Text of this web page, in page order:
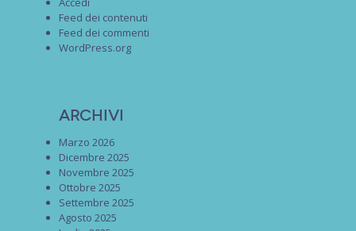
Feed dei contenuti
Feed dei commenti
WordPress.org
Archivi
Marzo 2026
Dicembre 2025
Novembre 2025
Ottobre 2025
Settembre 2025
Agosto 2025